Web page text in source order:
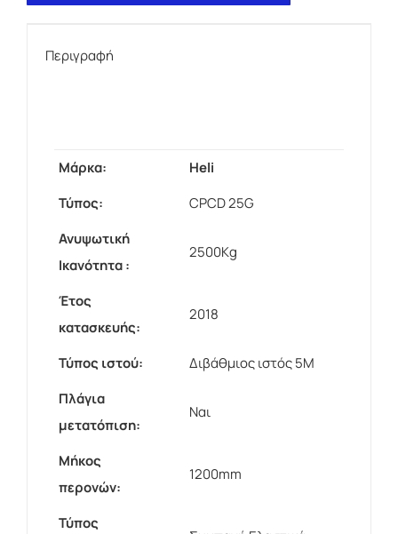
Περιγραφή
Μάρκα:
Heli
Τύπος:
CPCD 25G
Ανυψωτική
Ικανότητα :
2500Kg
Έτος
κατασκευής:
2018
Τύπος ιστού:
Διβάθμιος ιστός 5Μ
Πλάγια
μετατόπιση:
Ναι
Μήκος
περονών:
1200mm
Τύπος